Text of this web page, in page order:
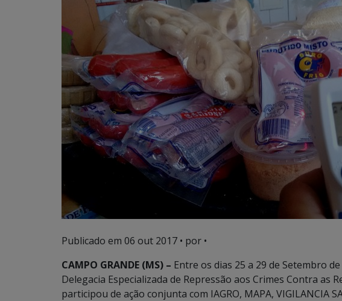
Publicado em 06 out 2017 • por •
CAMPO GRANDE (MS) – Entre os dias 25 a 29 de Setembro
Delegacia Especializada de Repressão aos Crimes Contra as
participou de ação conjunta com IAGRO, MAPA, VIGILANCIA